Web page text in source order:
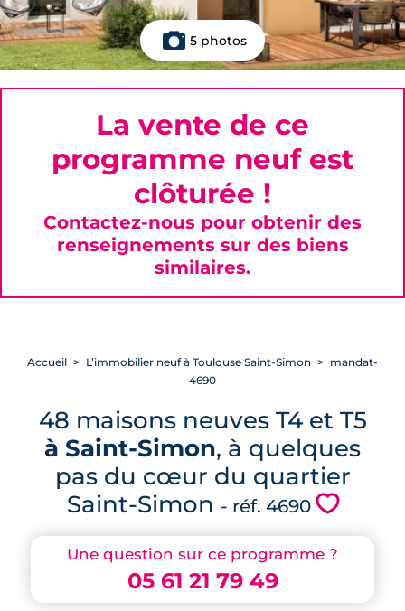
5 photos
Une question sur ce programme ?
05 61 21 79 49
Accueil L’immobilier neuf à Toulouse Saint-Simon
mandat-
4690
48 maisons neuves T4 et T5
à Saint-Simon, à quelques
pas du cœur du quartier
Saint-Simon - réf. 4690 💗
La vente de ce
programme neuf est
clôturée !
Contactez-nous pour obtenir des
renseignements sur des biens
similaires.